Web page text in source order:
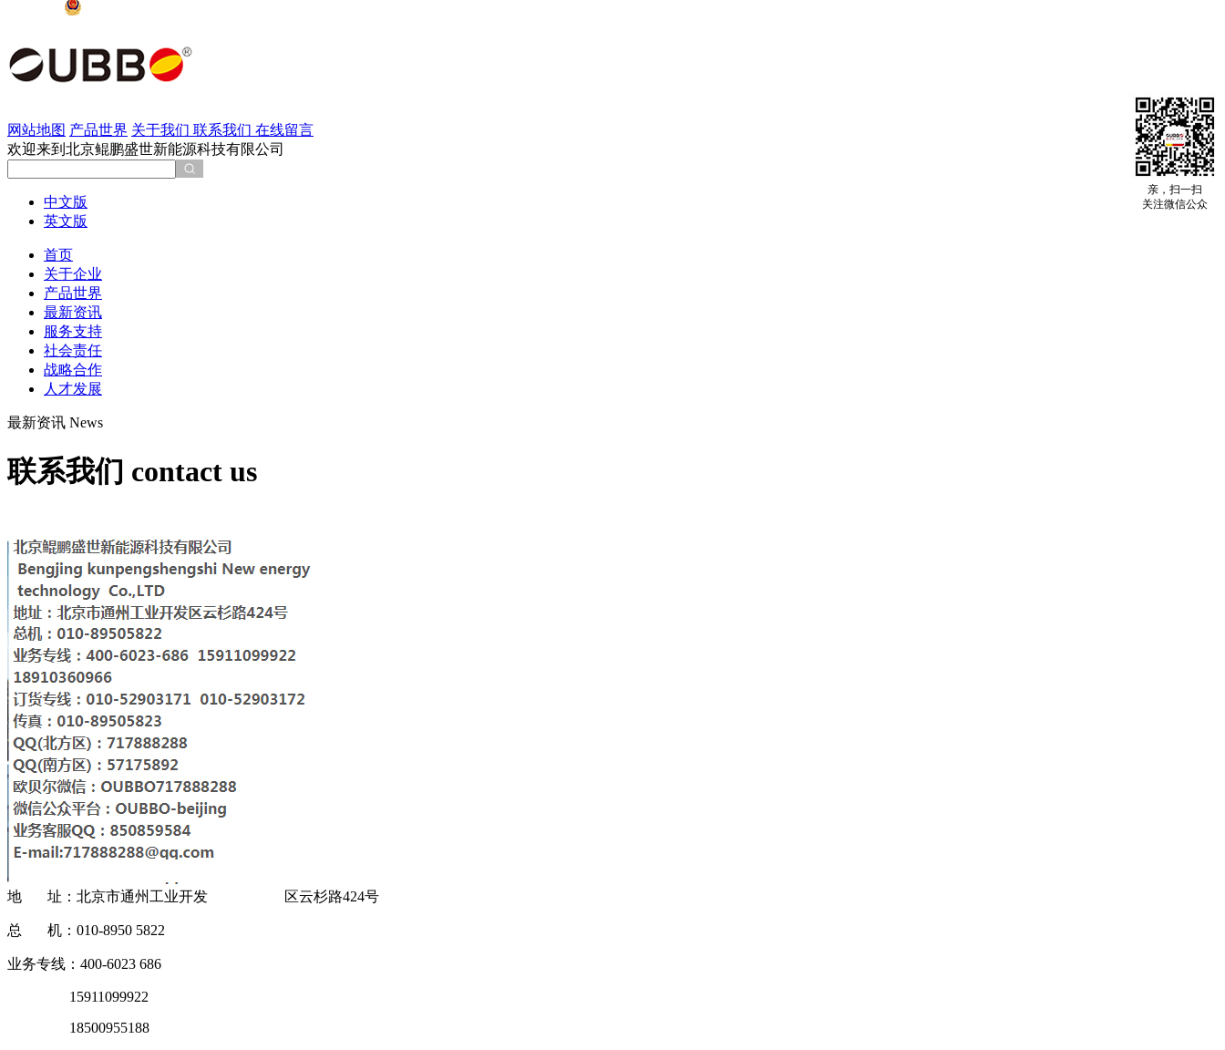
网站地图 产品世界 关于我们 联系我们 在线留言
欢迎来到北京鲲鹏盛世新能源科技有限公司
中文版
英文版
首页
关于企业
产品世界
最新资讯
服务支持
社会责任
战略合作
人才发展
最新资讯 News
联系我们 contact us
地 址：北京市通州工业开发 区云杉路424号
总 机：010-8950 5822
业务专线：400-6023 686
15911099922
18500955188
亲，扫一扫
关注微信公众